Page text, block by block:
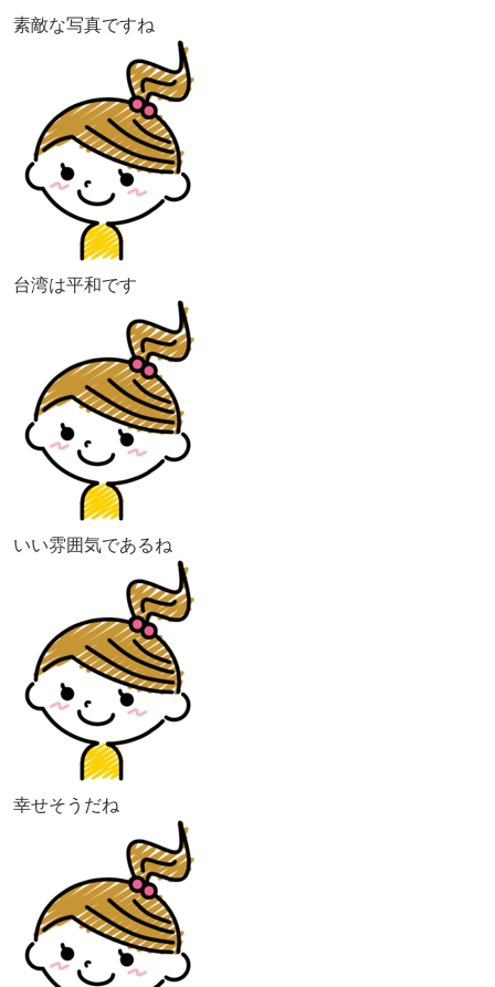
素敵な写真ですね
台湾は平和です
いい雰囲気であるね
幸せそうだね